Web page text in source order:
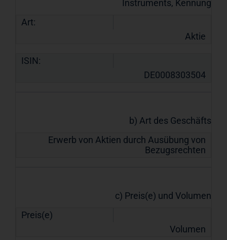
Instruments, Kennung
Art:
Aktie
ISIN:
DE0008303504
b) Art des Geschäfts
Erwerb von Aktien durch Ausübung von
Bezugsrechten
c) Preis(e) und Volumen
Preis(e)
Volumen